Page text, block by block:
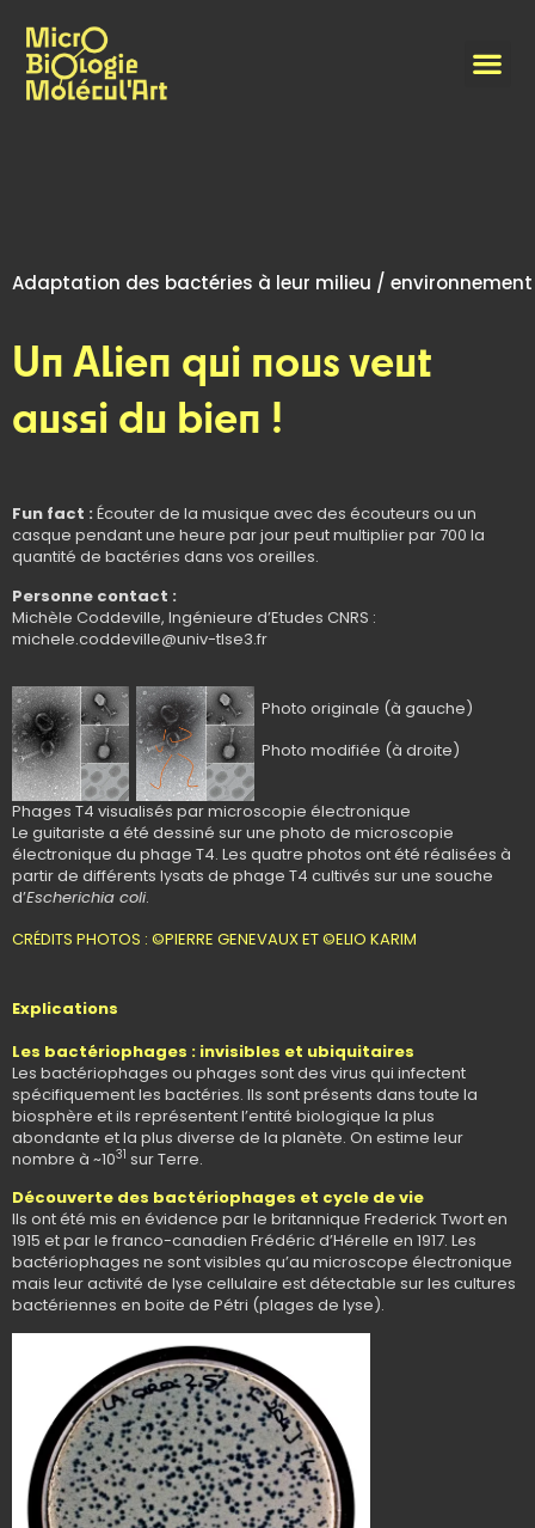
Adaptation des bactéries à leur milieu / environnement
Un Alien qui nous veut
aussi du bien !
Fun fact : Écouter de la musique avec des écouteurs ou un
casque pendant une heure par jour peut multiplier par 700 la
quantité de bactéries dans vos oreilles.
Personne contact :
Michèle Coddeville, Ingénieure d’Etudes CNRS :
michele.coddeville@univ-tlse3.fr
Photo originale (à gauche)
Photo modifiée (à droite)
Phages T4 visualisés par microscopie électronique
Le guitariste a été dessiné sur une photo de microscopie
électronique du phage T4. Les quatre photos ont été réalisées à
partir de différents lysats de phage T4 cultivés sur une souche
d’Escherichia coli.
CRÉDITS PHOTOS : ©PIERRE GENEVAUX ET ©ELIO KARIM
Explications
Les bactériophages : invisibles et ubiquitaires
Les bactériophages ou phages sont des virus qui infectent
spécifiquement les bactéries. Ils sont présents dans toute la
biosphère et ils représentent l’entité biologique la plus
abondante et la plus diverse de la planète. On estime leur
nombre à ~1031 sur Terre.
Découverte des bactériophages et cycle de vie
Ils ont été mis en évidence par le britannique Frederick Twort en
1915 et par le franco-canadien Frédéric d’Hérelle en 1917. Les
bactériophages ne sont visibles qu’au microscope électronique
mais leur activité de lyse cellulaire est détectable sur les cultures
bactériennes en boite de Pétri (plages de lyse).